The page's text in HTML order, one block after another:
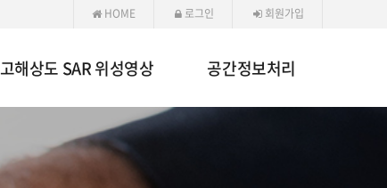
HOME 로그인 회원가입
고해상도 SAR 위성영상 공간정보처리